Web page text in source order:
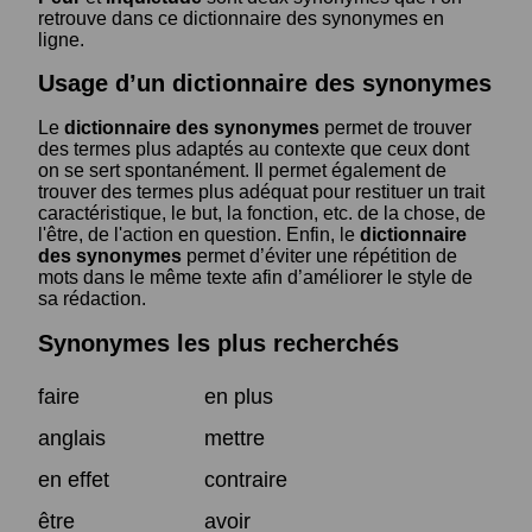
retrouve dans ce dictionnaire des synonymes en
ligne.
Usage d’un dictionnaire des synonymes
Le dictionnaire des synonymes permet de trouver
des termes plus adaptés au contexte que ceux dont
on se sert spontanément. Il permet également de
trouver des termes plus adéquat pour restituer un trait
caractéristique, le but, la fonction, etc. de la chose, de
l'être, de l'action en question. Enfin, le dictionnaire
des synonymes permet d’éviter une répétition de
mots dans le même texte afin d’améliorer le style de
sa rédaction.
Synonymes les plus recherchés
faire
en plus
anglais
mettre
en effet
contraire
être
avoir